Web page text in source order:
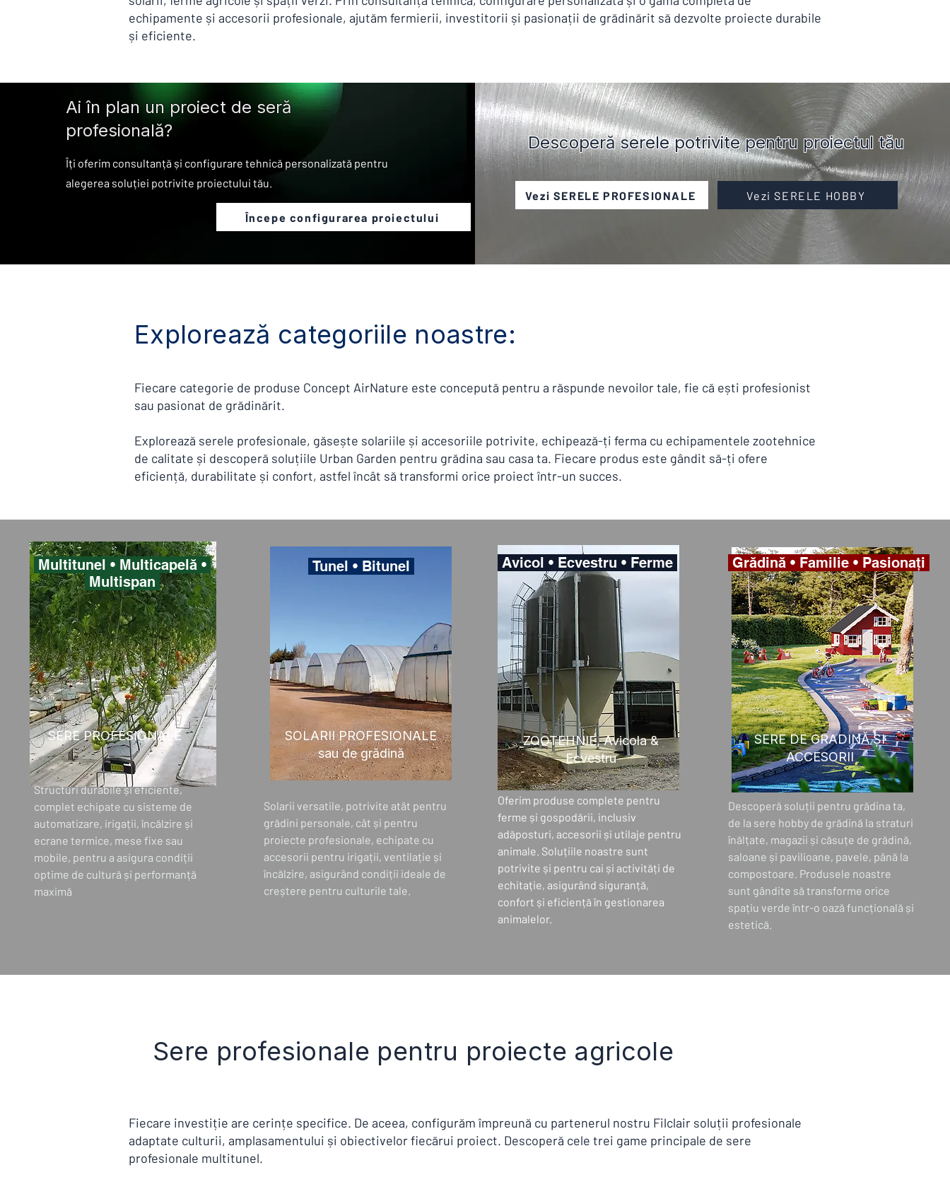
echipamente și accesorii profesionale, ajutăm fermierii, investitorii și pasionații de grădinărit să dezvolte proiecte durabile
și eficiente.
Ai în plan un proiect de seră
profesională?
Îți oferim consultanță și configurare tehnică personalizată pentru
alegerea soluției potrivite proiectului tău.
Începe configurarea proiectului
Descoperă serele potrivite pentru proiectul tău
Vezi SERELE PROFESIONALE Vezi SERELE HOBBY
Explorează categoriile noastre:
Fiecare categorie de produse Concept AirNature este concepută pentru a răspunde nevoilor tale, fie că ești profesionist
sau pasionat de grădinărit.
Explorează serele profesionale, găsește solariile și accesoriile potrivite, echipează-ți ferma cu echipamentele zootehnice
de calitate și descoperă soluțiile Urban Garden pentru grădina sau casa ta. Fiecare produs este gândit să-ți ofere
eficiență, durabilitate și confort, astfel încât să transformi orice proiect într-un succes.
Multitunel • Multicapelă •
Multispan
SERE PROFESIONALE
Structuri durabile și eficiente,
complet echipate cu sisteme de
automatizare, irigații, încălzire și
ecrane termice, mese fixe sau
mobile, pentru a asigura condiții
optime de cultură și performanță
maximă
Tunel • Bitunel
SOLARII PROFESIONALE
sau de grădină
Solarii versatile, potrivite atât pentru
grădini personale, cât și pentru
proiecte profesionale, echipate cu
accesorii pentru irigații, ventilație și
încălzire, asigurând condiții ideale de
creștere pentru culturile tale.
Avicol • Ecvestru • Ferme
ZOOTEHNIE, Avicola &
Ecvestru
Oferim produse complete pentru
ferme și gospodării, inclusiv
adăposturi, accesorii și utilaje pentru
animale. Soluțiile noastre sunt
potrivite și pentru cai și activități de
echitație, asigurând siguranță,
confort și eficiență în gestionarea
animalelor.
Grădină • Familie • Pasionați
SERE DE GRADINĂ ȘI
ACCESORII
Descoperă soluții pentru grădina ta,
de la sere hobby de grădină la straturi
înălțate, magazii și căsuțe de grădină,
saloane și pavilioane, pavele, până la
compostoare. Produsele noastre
sunt gândite să transforme orice
spațiu verde într-o oază funcțională și
estetică.
Sere profesionale pentru proiecte agricole
Fiecare investiție are cerințe specifice. De aceea, configurăm împreună cu partenerul nostru Filclair soluții profesionale
adaptate culturii, amplasamentului și obiectivelor fiecărui proiect. Descoperă cele trei game principale de sere
profesionale multitunel.